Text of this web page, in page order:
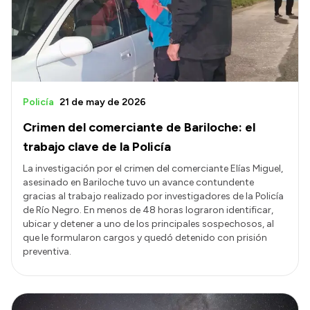
Presupuesto
Boletín Oficial
Compras y licitaciones
Consulta de expedientes
Convocatorias
Intranet
Login
Crimen del comerciante de Bariloche: el
trabajo clave de la Policía
Policía 21 de may de 2026
La investigación por el crimen del comerciante Elías Miguel,
asesinado en Bariloche tuvo un avance contundente
gracias al trabajo realizado por investigadores de la Policía
de Río Negro. En menos de 48 horas lograron identificar,
ubicar y detener a uno de los principales sospechosos, al
que le formularon cargos y quedó detenido con prisión
preventiva.